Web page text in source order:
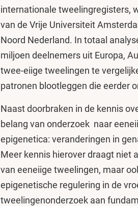
internationale tweelingregisters,
van de Vrije Universiteit
Noord Nederland. In totaal
miljoen deelnemers uit Europa,
twee-eiige tweelingen te
patronen blootleggen die eerder
Naast doorbraken in de kennis
belang van onderzoek naar
epigenetica: veranderingen in
Meer kennis hierover draagt niet
van eeneiige tweelingen, maar
epigenetische regulering in de
tweelingenonderzoek aan